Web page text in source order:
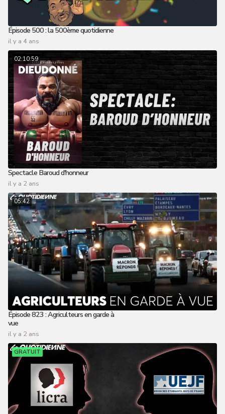
Épisode 500 : la 500ème quotidienne
il y a 4 ans
02:10:59
Spectacle Baroud d'honneur
il y a 2 ans
05:42
Épisode 823 : Agriculteurs en garde à
vue
il y a 2 ans
GRATUIT